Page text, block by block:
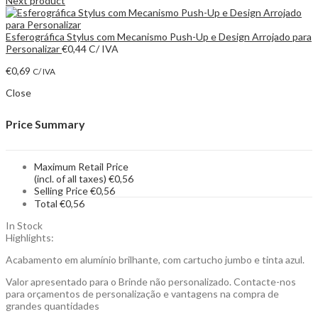
Esferográfica Stylus com Mecanismo Push-Up e Design Arrojado para
Personalizar€0,44C/ IVA
€0,69 C/ IVA
Close
Price Summary
Maximum Retail Price
(incl. of all taxes) €0,56
Selling Price€0,56
Total €0,56
In Stock
Highlights:
Acabamento em alumínio brilhante, com cartucho jumbo e tinta azul.
Valor apresentado para o Brinde não personalizado. Contacte-nos
para orçamentos de personalização e vantagens na compra de
grandes quantidades